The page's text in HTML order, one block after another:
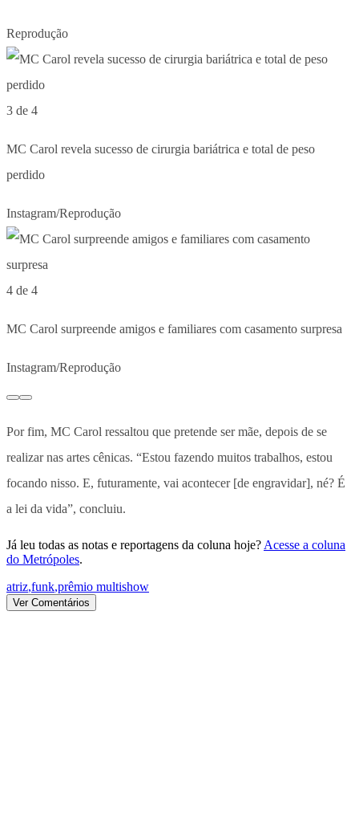
Reprodução
3 de 4
MC Carol revela sucesso de cirurgia bariátrica e total de peso
perdido
Instagram/Reprodução
4 de 4
MC Carol surpreende amigos e familiares com casamento surpresa
Instagram/Reprodução
Por fim, MC Carol ressaltou que pretende ser mãe, depois de se
realizar nas artes cênicas. “Estou fazendo muitos trabalhos, estou
focando nisso. E, futuramente, vai acontecer [de engravidar], né? É
a lei da vida”, concluiu.
Já leu todas as notas e reportagens da coluna hoje? Acesse a coluna
do Metrópoles.
atriz,funk,prêmio multishow
Ver Comentários